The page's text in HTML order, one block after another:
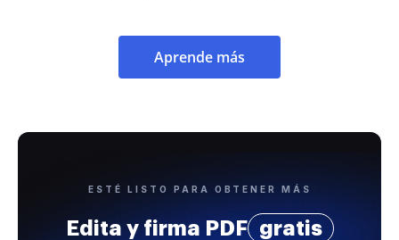
Aprende más
ESTÉ LISTO PARA OBTENER MÁS
Edita y firma PDF gratis